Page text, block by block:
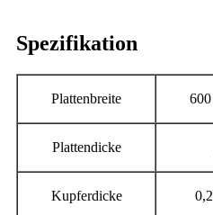
Spezifikation
Plattenbreite
Plattendicke
Kupferdicke